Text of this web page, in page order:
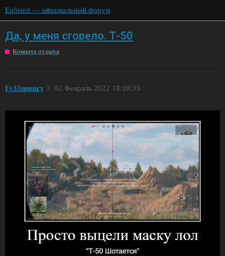
Enlisted — официальный форум
Да, у меня сгорело. Т-50
Комната отдыха
Fr33quency 02.Февраль.2022 18:10:33
1